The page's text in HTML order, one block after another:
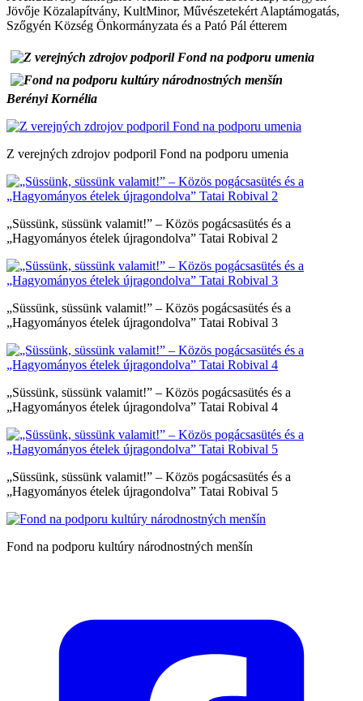
Jövője Közalapítvány, KultMinor, Művészetekért Alaptámogatás,
Szőgyén Község Önkormányzata és a Pató Pál étterem
Berényi Kornélia
Z verejných zdrojov podporil Fond na podporu umenia
„Süssünk, süssünk valamit!” – Közös pogácsasütés és a
„Hagyományos ételek újragondolva” Tatai Robival 2
„Süssünk, süssünk valamit!” – Közös pogácsasütés és a
„Hagyományos ételek újragondolva” Tatai Robival 3
„Süssünk, süssünk valamit!” – Közös pogácsasütés és a
„Hagyományos ételek újragondolva” Tatai Robival 4
„Süssünk, süssünk valamit!” – Közös pogácsasütés és a
„Hagyományos ételek újragondolva” Tatai Robival 5
Fond na podporu kultúry národnostných menšín